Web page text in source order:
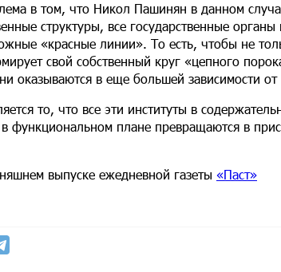
в том, что Никол Пашинян в данном
структуры, все государственные
«красные линии». То есть, чтобы не
свой собственный круг «цепного
оказываются в еще большей зависимости от
то, что все эти институты в
функциональном плане превращаются в
выпуске ежедневной газеты «Паст»